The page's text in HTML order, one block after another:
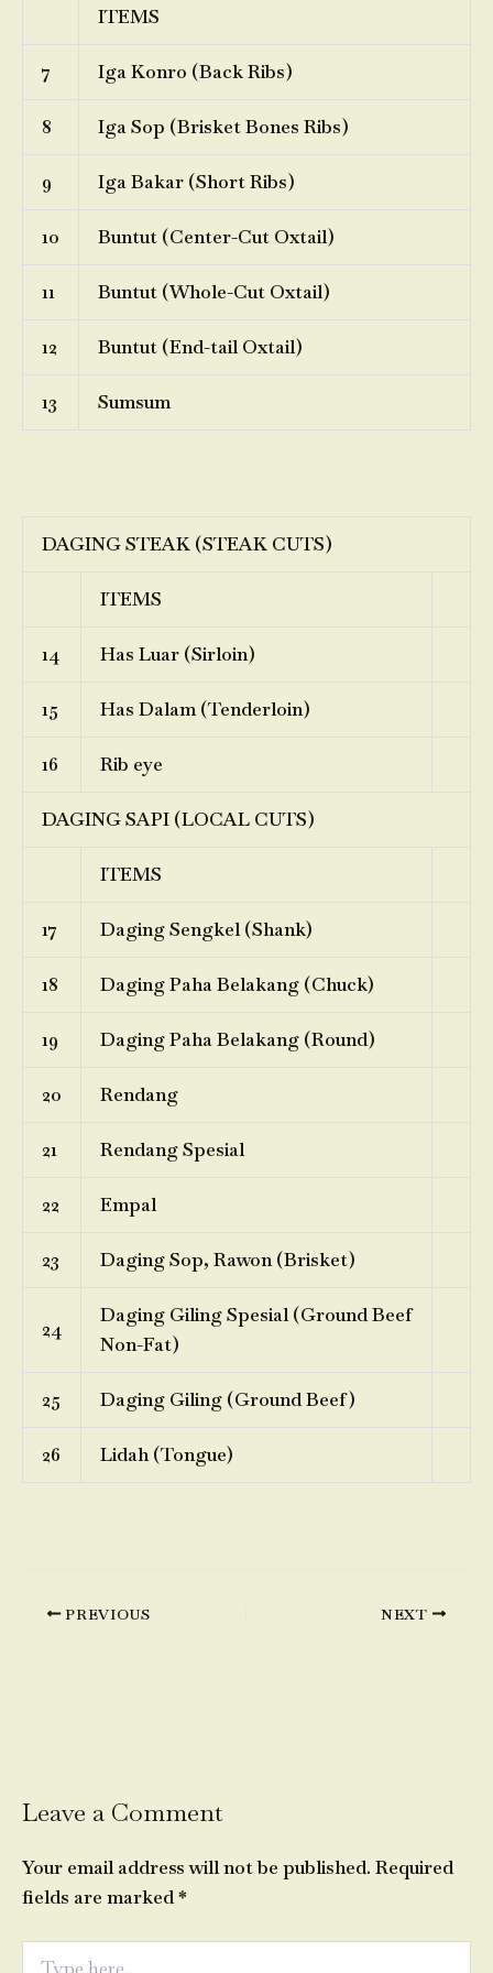
ITEMS
7 Iga Konro (Back Ribs)
8 Iga Sop (Brisket Bones Ribs)
9 Iga Bakar (Short Ribs)
10 Buntut (Center-Cut Oxtail)
11 Buntut (Whole-Cut Oxtail)
12 Buntut (End-tail Oxtail)
13 Sumsum
DAGING STEAK (STEAK CUTS)
ITEMS
14 Has Luar (Sirloin)
15 Has Dalam (Tenderloin)
16 Rib eye
DAGING SAPI (LOCAL CUTS)
ITEMS
17 Daging Sengkel (Shank)
18 Daging Paha Belakang (Chuck)
19 Daging Paha Belakang (Round)
20 Rendang
21 Rendang Spesial
22 Empal
23 Daging Sop, Rawon (Brisket)
24
Daging Giling Spesial (Ground Beef
Non-Fat)
25 Daging Giling (Ground Beef)
26 Lidah (Tongue)
PREVIOUS NEXT
Leave a Comment
Your email address will not be published. Required
fields are marked*